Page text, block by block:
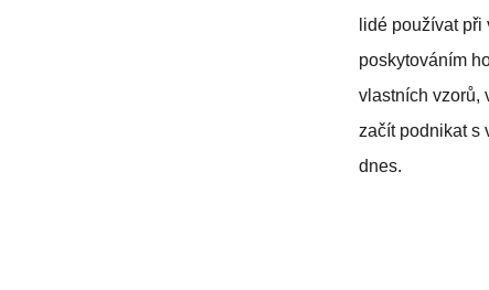
lidé používat
poskytováním
vlastních vzorů,
začít podnikat s
dnes.